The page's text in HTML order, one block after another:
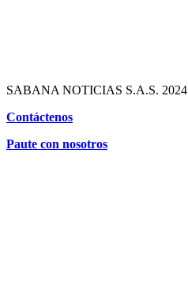
SABANA NOTICIAS S.A.S. 2024
Contáctenos
Paute con nosotros